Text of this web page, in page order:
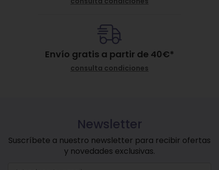
Envío gratis a partir de 40€*
consulta condiciones
Newsletter
Suscríbete a nuestro newsletter para recibir ofertas
y novedades exclusivas.